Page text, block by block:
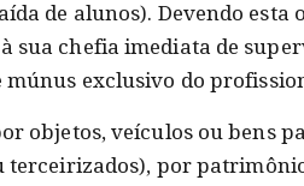
de alunos). Devendo
sua chefia imediata de
exclusivo do
objetos, veículos ou bens
por